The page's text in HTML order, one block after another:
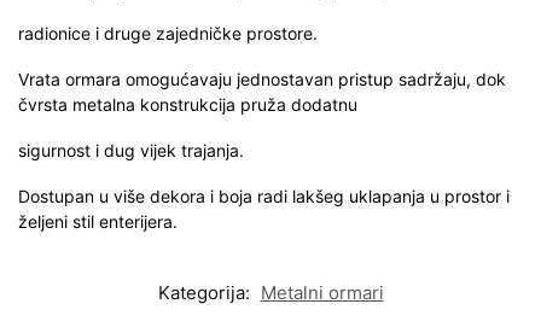
radionice i druge zajedničke prostore.
Vrata ormara omogućavaju jednostavan pristup sadržaju, dok
čvrsta metalna konstrukcija pruža dodatnu
sigurnost i dug vijek trajanja.
Dostupan u više dekora i boja radi lakšeg uklapanja u prostor i
željeni stil enterijera.
Kategorija: Metalni ormari